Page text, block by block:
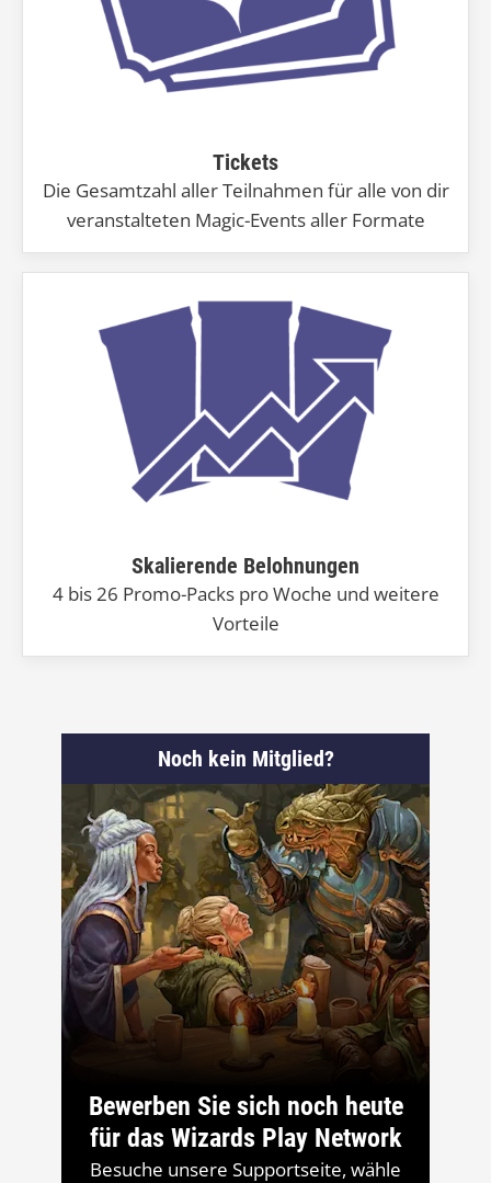
Tickets
Die Gesamtzahl aller Teilnahmen für alle von dir
veranstalteten Magic-Events aller Formate
Skalierende Belohnungen
4 bis 26 Promo-Packs pro Woche und weitere
Vorteile
Noch kein Mitglied?
Bewerben Sie sich noch heute
für das Wizards Play Network
Besuche unsere Supportseite, wähle